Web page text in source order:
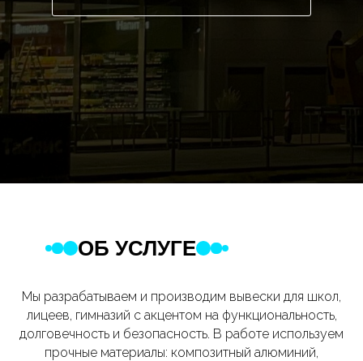
ОБ УСЛУГЕ
Мы разрабатываем и производим вывески для школ,
лицеев, гимназий с акцентом на функциональность,
долговечность и безопасность. В работе используем
прочные материалы: композитный алюминий,